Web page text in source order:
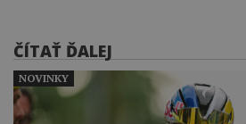
ČÍTAŤ ĎALEJ
NOVINKY